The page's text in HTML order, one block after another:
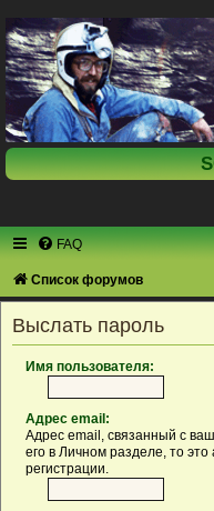
FAQ
Список форумов
Выслать пароль
Имя пользователя:
Адрес email:
Адрес email, связанный с
его в Личном разделе, то
регистрации.